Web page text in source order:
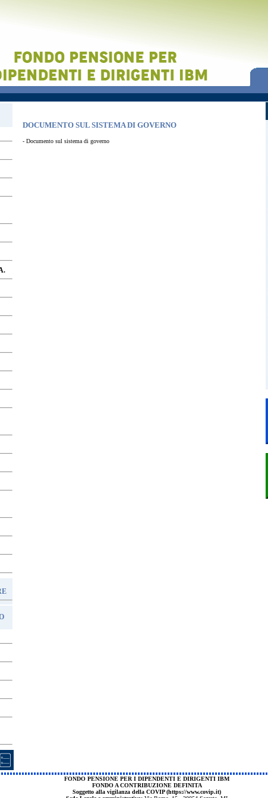
DOCUMENTO SUL SISTEMA DI GOVERNO
- Documento sul sistema di governo
FONDO PENSIONE PER I DIPENDENTI E DIRIGENTI IBM
FONDO A CONTRIBUZIONE DEFINITA
Soggetto alla vigilanza della COVIP (https://www.covip.it)